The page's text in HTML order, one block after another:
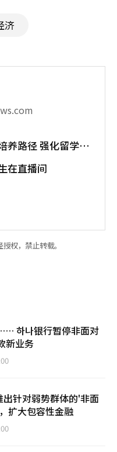
济
养路径 强化留学就
在直播间
权，禁止转载。
하나银行暂停非面对
新业务
针对弱势群体的'非面
扩大包容性金融